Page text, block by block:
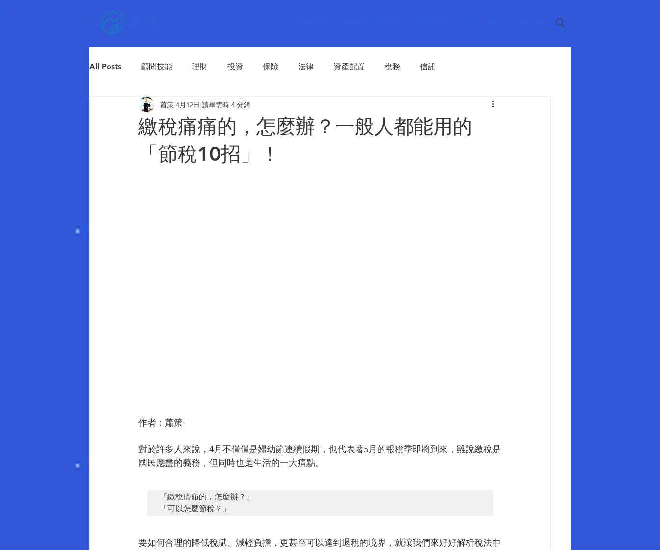
All Posts 顧問技能 理財 投資 保險 法律 資產配置 稅務 信託
繳稅痛痛的，怎麼辦？一般人都能用的
「節稅10招」！
蕭策 4月12日 讀畢需時 4 分鐘
作者：蕭策
對於許多人來說，4月不僅僅是婦幼節連續假期，也代表著5月的報稅季即將到來，雖說繳稅是
國民應盡的義務，但同時也是生活的一大痛點。
「繳稅痛痛的，怎麼辦？」
「可以怎麼節稅？」
要如何合理的降低稅賦、減輕負擔，更甚至可以達到退稅的境界，就讓我們來好好解析稅法中